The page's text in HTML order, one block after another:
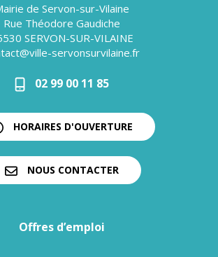
de Servon-sur-Vilaine
Rue Théodore Gaudiche
SERVON-SUR-VILAINE
servonsurvilaine.fr
02 99 00 11 85
HORAIRES D'OUVERTURE
NOUS CONTACTER
Offres d’emploi